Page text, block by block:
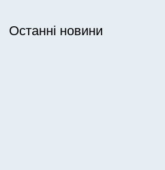
Останні новини